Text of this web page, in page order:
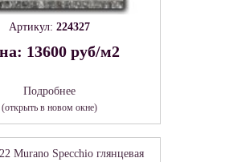
Артикул: 224327
13600 руб/м2
Подробнее
(открыть в новом окне)
Murano Specchio глянцевая